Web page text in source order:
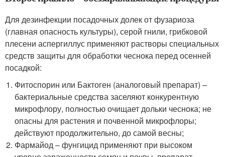
Для дезинфекции посадочных долек от фузариоза
(главная опасность культуры), серой гнили, грибковой
плесени аспергиллус применяют растворы специальных
средств защиты для обработки чеснока перед осенней
посадкой:
Фитоспорин или Бактоген (аналоговый препарат) –
бактериальные средства заселяют конкурентную
микрофлору, полностью очищает дольки чеснока; не
опасны для растения и почвенной микрофлоры;
действуют продолжительно, до самой весны;
Фармайод – фунгицид применяют при высоком